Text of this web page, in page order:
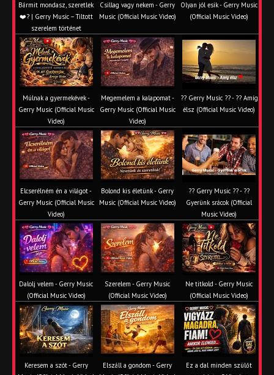
Bármit mondasz, szeretlek
❤️‍? | Gerry Music – Tiltott
szerelem történet
Csillag vagy nekem - Gerry
Music (Official Music Video)
Olyan jól esik - Gerry Music
(Official Music Video)
Múlnak a gyermekévek -
Gerry Music (Official Music
Video)
Megemelem a kalapomat -
Gerry Music (Official Music
Video)
?? Gerry Music ?? - ?? Amíg
élsz (Official Music Video)
Elcserélném én a világot -
Gerry Music (Official Music
Video)
Bolond kis életünk - Gerry
Music (Official Music Video)
?? Gerry Music ?? - ??
Gyerünk srácok (Official
Music Video)
Dalolj velem - Gerry Music
(Official Music Video)
Szerelem - Gerry Music
(Official Music Video)
Ne titkold - Gerry Music
(Official Music Video)
Keresem a szót - Gerry
Elszáll a gondom - Gerry
Ez a dal minden szülőt